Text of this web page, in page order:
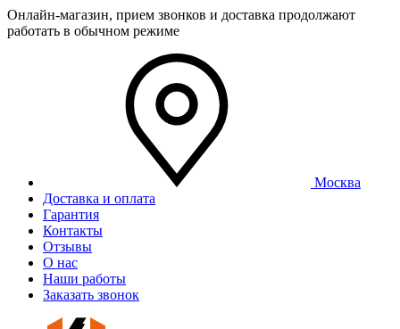
Онлайн-магазин, прием звонков и доставка продолжают
работать в обычном режиме
Москва
Доставка и оплата
Гарантия
Контакты
Отзывы
О нас
Наши работы
Заказать звонок